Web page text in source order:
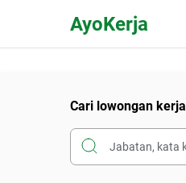
AyoKerja
Cari lowongan kerja